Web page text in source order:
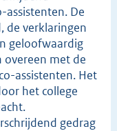
assistenten. De
de verklaringen
geloofwaardig
overeen met de
assistenten. Het
het college
gedrag